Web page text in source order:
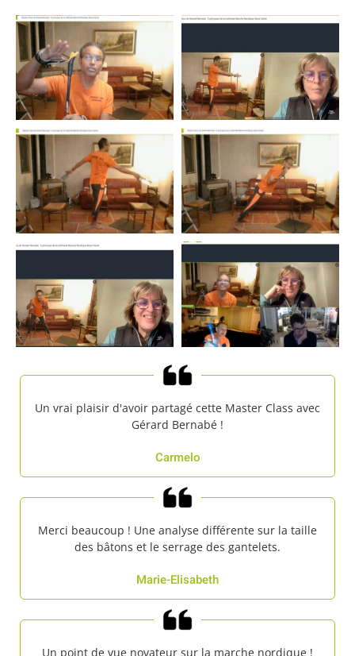
Un vrai plaisir d'avoir partagé cette Master Class avec
Gérard Bernabé !
Carmelo
Merci beaucoup ! Une analyse différente sur la taille
des bâtons et le serrage des gantelets.
Marie-Elisabeth
Un point de vue novateur sur la marche nordique !